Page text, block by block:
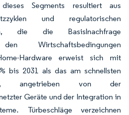
Segments resultiert aus
und regulatorischen
die die Basislnachfrage
Wirtschaftsbedingungen
Hardware erweist sich mit
bis 2031 als das am schnellsten
angetrieben von der
Geräte und der Integration in
Türbeschläge verzeichnen